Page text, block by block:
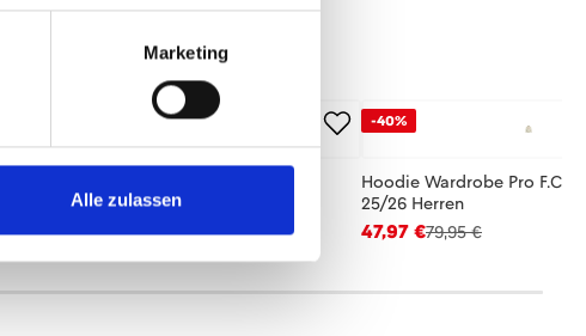
Marketing
Alle zulassen
-40%
Hoodie Wardrobe Pro F.C.
25/26 Herren
47,97 €79,95 €